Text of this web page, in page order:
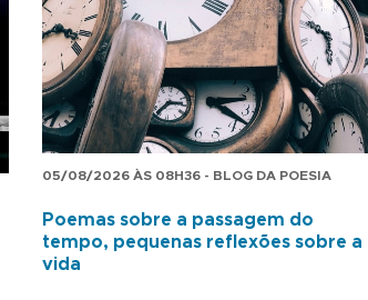
05/08/2026 ÀS 08H36 - BLOG DA POESIA
Poemas sobre a passagem do
tempo, pequenas reflexões sobre a
vida